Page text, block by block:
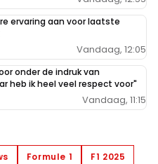
ervaring aan voor laatste
Vandaag, 12:05
onder de indruk van
heb ik heel veel respect voor"
Vandaag, 11:15
Formule 1
F1 2025